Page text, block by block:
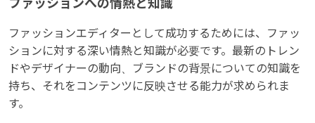
ファッションへの情熱と知識
ファッションエディターとして成功するためには、ファッ
ションに対する深い情熱と知識が必要です。最新のトレン
ドやデザイナーの動向、ブランドの背景についての知識を
持ち、それをコンテンツに反映させる能力が求められま
す。